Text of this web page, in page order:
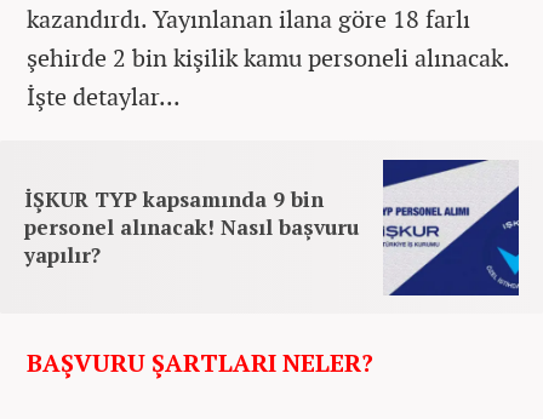
kazandırdı. Yayınlanan ilana göre 18 farlı
şehirde 2 bin kişilik kamu personeli alınacak.
İşte detaylar...
İŞKUR TYP kapsamında 9 bin
personel alınacak! Nasıl başvuru
yapılır?
BAŞVURU ŞARTLARI NELER?